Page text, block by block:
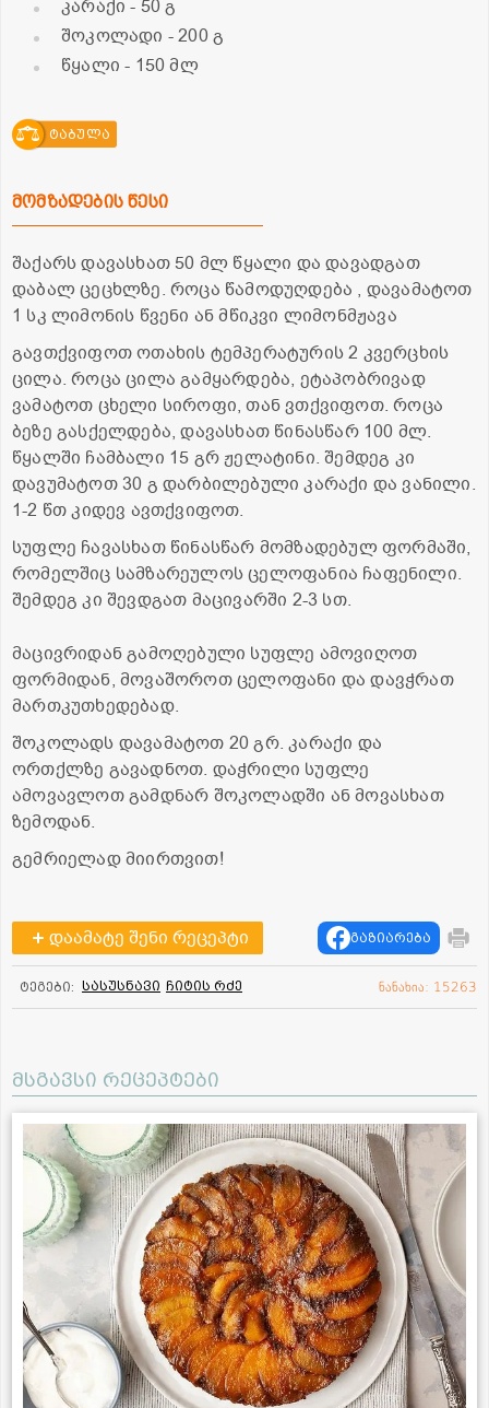
კარაქი- 50 გ
შოკოლადი - 200 გ
წყალი- 150 მლ
ტაბულა
მომზადების წესი
შაქარს დავასხათ 50 მლ წყალი და დავადგათ
დაბალ ცეცხლზე. როცა წამოდუღდება , დავამატოთ
1 სკ ლიმონის წვენი ან მწიკვი ლიმონმჟავა
გავთქვიფოთ ოთახის ტემპერატურის 2 კვერცხის
ცილა. როცა ცილა გამყარდება, ეტაპობრივად
ვამატოთ ცხელი სიროფი, თან ვთქვიფოთ. როცა
ბეზე გასქელდება, დავასხათ წინასწარ 100 მლ.
წყალში ჩამბალი 15 გრ ჟელატინი. შემდეგ კი
დავუმატოთ 30 გ დარბილებული კარაქი და ვანილი.
1-2 წთ კიდევ ავთქვიფოთ.
სუფლე ჩავასხათ წინასწარ მომზადებულ ფორმაში,
რომელშიც სამზარეულოს ცელოფანია ჩაფენილი.
შემდეგ კი შევდგათ მაცივარში 2-3 სთ.
მაცივრიდან გამოღებული სუფლე ამოვიღოთ
ფორმიდან, მოვაშოროთ ცელოფანი და დავჭრათ
მართკუთხედებად.
შოკოლადს დავამატოთ 20 გრ. კარაქი და
ორთქლზე გავადნოთ. დაჭრილი სუფლე
ამოვავლოთ გამდნარ შოკოლადში ან მოვასხათ
ზემოდან.
გემრიელად მიირთვით!
დაამატე შენი რეცეპტი გაზიარება
ტეგები: სასუსნავი ჩიტის რძე ნანახია: 15263
მსგავსი რეცეპტები